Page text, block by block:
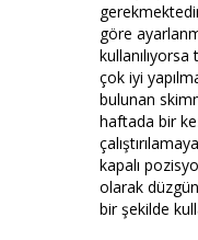
göre
kullanılıyorsa
çok iyi
bulunan
haftada bir
kapalı
olarak düzgün
bir şekilde